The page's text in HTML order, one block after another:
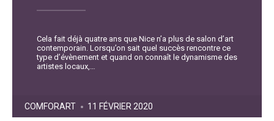
Cela fait déjà quatre ans que Nice n’a plus de salon d’art
contemporain. Lorsqu’on sait quel succès rencontre ce
type d’évènement et quand on connaît le dynamisme des
artistes locaux,…
POSTED
BY
COMFORART 11 FÉVRIER 2020